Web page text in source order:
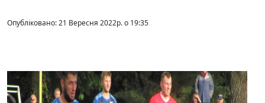
Опубліковано: 21 Вересня 2022р. о 19:35